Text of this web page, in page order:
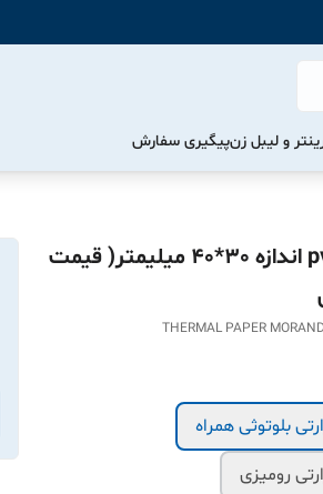
و لیبل زنپیگیری سفارش
برچسب حرارتی طرح موراندی pvc اندازه 30*40 میلیمتر( قیمت
THERMAL PAPER